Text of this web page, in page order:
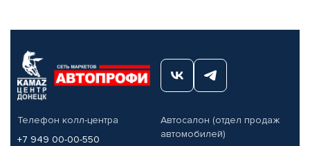
Телефон колл-центра
+7 949 00-00-550
Автосалон (отдел продаж
автомобилей)